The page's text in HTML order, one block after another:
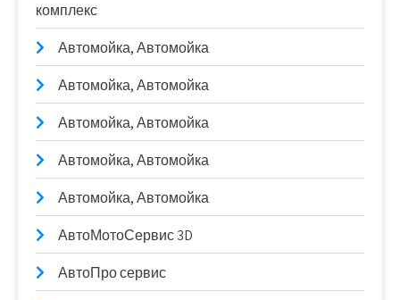
комплекс
Автомойка, Автомойка
Автомойка, Автомойка
Автомойка, Автомойка
Автомойка, Автомойка
Автомойка, Автомойка
АвтоМотоСервис 3D
АвтоПро сервис